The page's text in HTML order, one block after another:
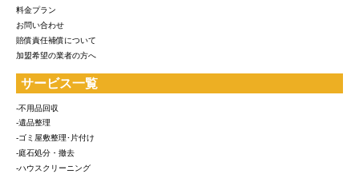
料金プラン
お問い合わせ
賠償責任補償について
加盟希望の業者の方へ
サービス一覧
-不用品回収
-遺品整理
-ゴミ屋敷整理･片付け
-庭石処分・撤去
-ハウスクリーニング